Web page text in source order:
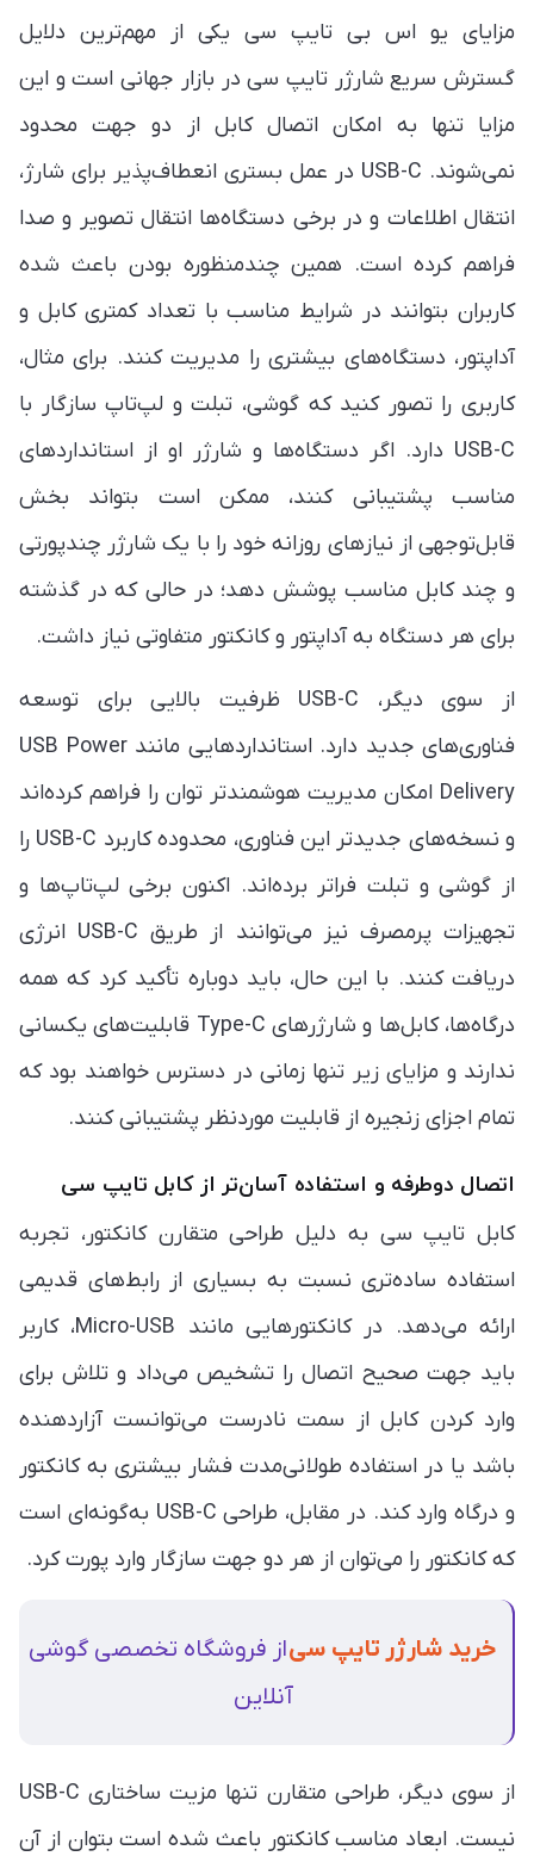
مزایای یو اس بی تایپ سی یکی از مهم‌ترین دلایل
گسترش سریع شارژر تایپ سی در بازار جهانی است و این
مزایا تنها به امکان اتصال کابل از دو جهت محدود
نمی‌شوند. USB-C در عمل بستری انعطاف‌پذیر برای شارژ،
انتقال اطلاعات و در برخی دستگاه‌ها انتقال تصویر و صدا
فراهم کرده است. همین چندمنظوره بودن باعث شده
کاربران بتوانند در شرایط مناسب با تعداد کمتری کابل و
آداپتور، دستگاه‌های بیشتری را مدیریت کنند. برای مثال،
کاربری را تصور کنید که گوشی، تبلت و لپ‌تاپ سازگار با
USB-C دارد. اگر دستگاه‌ها و شارژر او از استانداردهای
مناسب پشتیبانی کنند، ممکن است بتواند بخش
قابل‌توجهی از نیازهای روزانه خود را با یک شارژر چندپورتی
و چند کابل مناسب پوشش دهد؛ در حالی که در گذشته
برای هر دستگاه به آداپتور و کانکتور متفاوتی نیاز داشت.
از سوی دیگر، USB-C ظرفیت بالایی برای توسعه
فناوری‌های جدید دارد. استانداردهایی مانند USB Power
Delivery امکان مدیریت هوشمندتر توان را فراهم کرده‌اند
و نسخه‌های جدیدتر این فناوری، محدوده کاربرد USB-C را
از گوشی و تبلت فراتر برده‌اند. اکنون برخی لپ‌تاپ‌ها و
تجهیزات پرمصرف نیز می‌توانند از طریق USB-C انرژی
دریافت کنند. با این حال، باید دوباره تأکید کرد که همه
درگاه‌ها، کابل‌ها و شارژرهای Type-C قابلیت‌های یکسانی
ندارند و مزایای زیر تنها زمانی در دسترس خواهند بود که
تمام اجزای زنجیره از قابلیت موردنظر پشتیبانی کنند.
اتصال دوطرفه و استفاده آسان‌تر از کابل تایپ سی
کابل تایپ سی به دلیل طراحی متقارن کانکتور، تجربه
استفاده ساده‌تری نسبت به بسیاری از رابط‌های قدیمی
ارائه می‌دهد. در کانکتورهایی مانند Micro-USB، کاربر
باید جهت صحیح اتصال را تشخیص می‌داد و تلاش برای
وارد کردن کابل از سمت نادرست می‌توانست آزاردهنده
باشد یا در استفاده طولانی‌مدت فشار بیشتری به کانکتور
و درگاه وارد کند. در مقابل، طراحی USB-C به‌گونه‌ای است
که کانکتور را می‌توان از هر دو جهت سازگار وارد پورت کرد.
خرید شارژر تایپ سیاز فروشگاه تخصصی گوشی
آنلاین
از سوی دیگر، طراحی متقارن تنها مزیت ساختاری USB-C
نیست. ابعاد مناسب کانکتور باعث شده است بتوان از آن